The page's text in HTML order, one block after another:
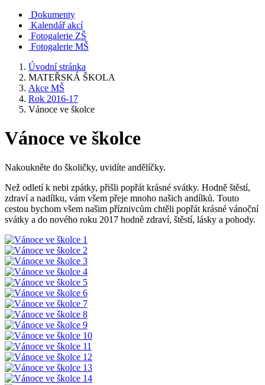
Dokumenty
Kalendář akcí
Fotogalerie ZŠ
Fotogalerie MŠ
Úvodní stránka
MATEŘSKÁ ŠKOLA
Akce MŠ
Rok 2016-17
Vánoce ve školce
Vánoce ve školce
Nakoukněte do školičky, uvidíte andělíčky.
Než odletí k nebi zpátky, přišli popřát krásné svátky. Hodně štěstí,
zdraví a nadílku, vám všem přeje mnoho našich andílků. Touto
cestou bychom všem našim příznivcům chtěli popřát krásné vánoční
svátky a do nového roku 2017 hodně zdraví, štěstí, lásky a pohody.